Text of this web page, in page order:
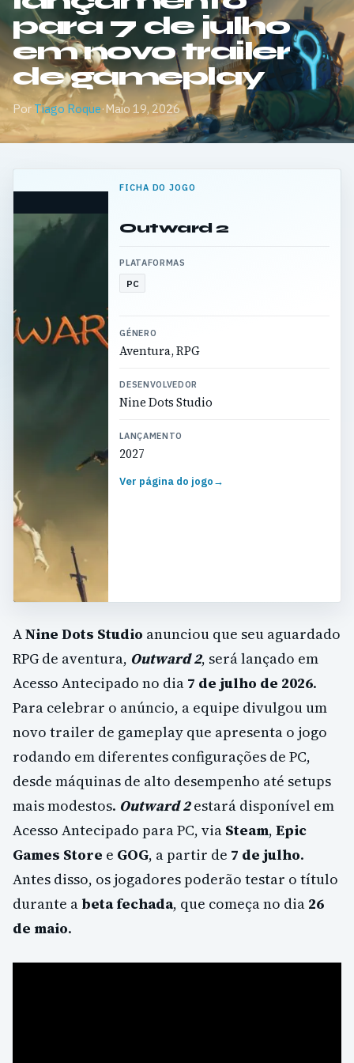
para 7 de julho
em novo trailer
de gameplay
Por Tiago Roque·Maio 19, 2026
FICHA DO JOGO
Outward 2
PLATAFORMAS
PC
GÉNERO
Aventura, RPG
DESENVOLVEDOR
Nine Dots Studio
LANÇAMENTO
2027
Ver página do jogo→
ANine Dots Studio anunciou que seu aguardado
RPG de aventura, Outward 2, será lançado em
Acesso Antecipado no dia 7 de julho de 2026.
Para celebrar o anúncio, a equipe divulgou um
novo trailer de gameplay que apresenta o jogo
rodando em diferentes configurações de PC,
desde máquinas de alto desempenho até setups
mais modestos. Outward 2estará disponível em
Acesso Antecipado para PC, via Steam, Epic
Games Store e GOG, a partir de 7 de julho.
Antes disso, os jogadores poderão testar o título
durante a beta fechada, que começa no dia 26
de maio.